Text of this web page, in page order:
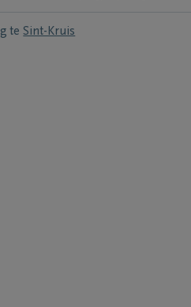
te Sint-Kruis